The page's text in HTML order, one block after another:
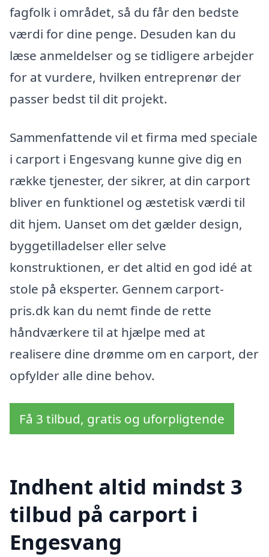
fagfolk i området, så du får den bedste
værdi for dine penge. Desuden kan du
læse anmeldelser og se tidligere arbejder
for at vurdere, hvilken entreprenør der
passer bedst til dit projekt.
Sammenfattende vil et firma med speciale
i carport i Engesvang kunne give dig en
række tjenester, der sikrer, at din carport
bliver en funktionel og æstetisk værdi til
dit hjem. Uanset om det gælder design,
byggetilladelser eller selve
konstruktionen, er det altid en god idé at
stole på eksperter. Gennem carport-
pris.dk kan du nemt finde de rette
håndværkere til at hjælpe med at
realisere dine drømme om en carport, der
opfylder alle dine behov.
Få 3 tilbud, gratis og uforpligtende
Indhent altid mindst 3
tilbud på carport i
Engesvang